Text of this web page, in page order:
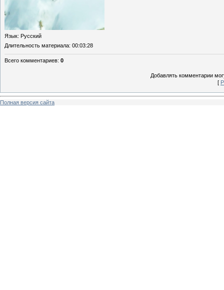
Язык: Русский
Длительность материала: 00:03:28
Всего комментариев: 0
Добавлять комментарии
[
Полная версия сайта